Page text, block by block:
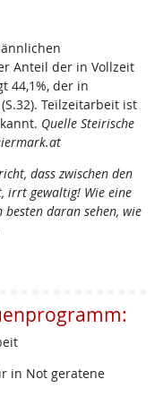
Anteil der in Vollzeit
44,1%, der in
Teilzeitarbeit ist
Quelle Steirische
dass zwischen den
irrt gewaltig! Wie eine
daran sehen, wie
in Not geratene